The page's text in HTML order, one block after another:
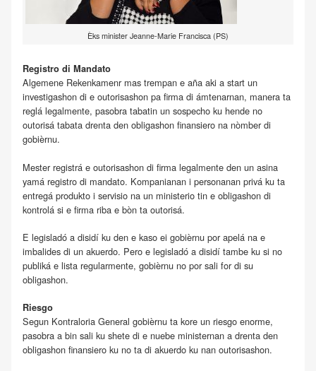
Èks minister Jeanne-Marie Francisca (PS)
Registro di Mandato
Algemene Rekenkamenr mas trempan e aña aki a start un
investigashon di e outorisashon pa firma di ámtenarnan, manera ta
reglá legalmente, pasobra tabatin un sospecho ku hende no
outorisá tabata drenta den obligashon finansiero na nòmber di
gobièrnu.
Mester registrá e outorisashon di firma legalmente den un asina
yamá registro di mandato. Kompanianan i personanan privá ku ta
entregá produkto i servisio na un ministerio tin e obligashon di
kontrolá si e firma riba e bòn ta outorisá.
E legisladó a disidí ku den e kaso ei gobièrnu por apelá na e
imbalides di un akuerdo. Pero e legisladó a disidí tambe ku si no
publiká e lista regularmente, gobièrnu no por sali for di su
obligashon.
Riesgo
Segun Kontraloria General gobièrnu ta kore un riesgo enorme,
pasobra a bin sali ku shete di e nuebe ministernan a drenta den
obligashon finansiero ku no ta di akuerdo ku nan outorisashon.